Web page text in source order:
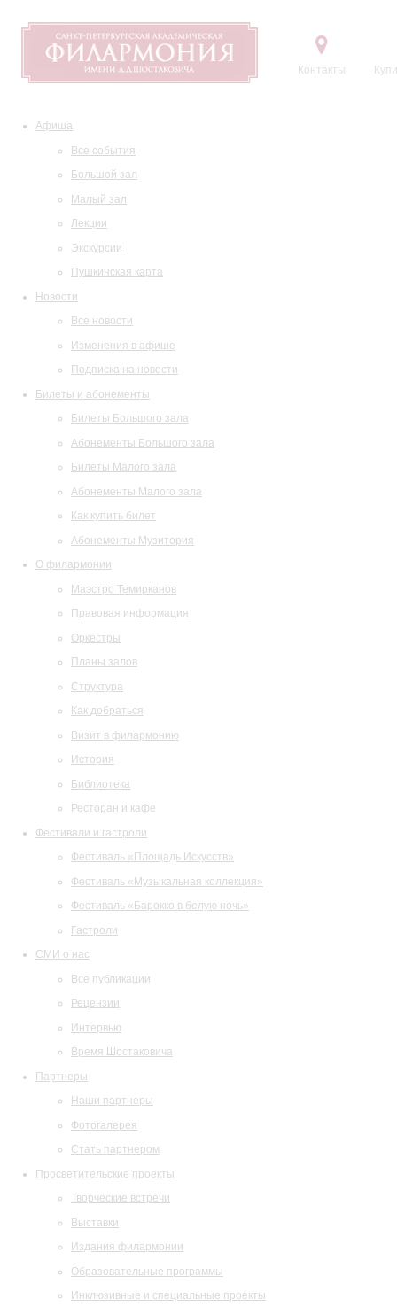
Контакты
Афиша
Все события
Большой зал
Малый зал
Лекции
Экскурсии
Пушкинская карта
Новости
Все новости
Изменения в афише
Подписка на новости
Билеты и абонементы
Билеты Большого зала
Абонементы Большого зала
Билеты Малого зала
Абонементы Малого зала
Как купить билет
Абонементы Музитория
О филармонии
Маэстро Темирканов
Правовая информация
Оркестры
Планы залов
Структура
Как добраться
Визит в филармонию
История
Библиотека
Ресторан и кафе
Фестивали и гастроли
Фестиваль «Площадь Искусств»
Фестиваль «Музыкальная коллекция»
Фестиваль «Барокко в белую ночь»
Гастроли
СМИ о нас
Все публикации
Рецензии
Интервью
Время Шостаковича
Партнеры
Наши партнеры
Фотогалерея
Стать партнером
Просветительские проекты
Творческие встречи
Выставки
Издания филармонии
Образовательные программы
Инклюзивные и специальные проекты